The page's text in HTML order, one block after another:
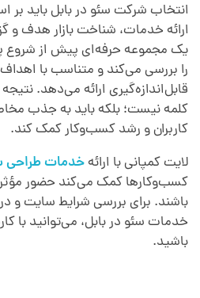
انتخاب شرکت سئو در بابل باید بر
ارائه خدمات، شناخت بازار هدف
یک مجموعه حرفه‌ای پیش از شروع
را بررسی می‌کند و متناسب با
قابل‌اندازه‌گیری ارائه می‌دهد.
کلمه نیست؛ بلکه باید به جذب
کاربران و رشد کسب‌وکار کمک کند.
لایت کمپانی با ارائهخدمات طراحی
کسب‌وکارها کمک می‌کند حضور
باشند. برای بررسی شرایط سایت و
خدمات سئو در بابل، می‌توانید با
باشید.